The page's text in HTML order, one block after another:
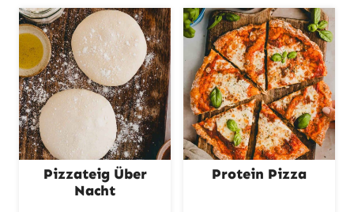
Pizzateig Über
Nacht
Protein Pizza